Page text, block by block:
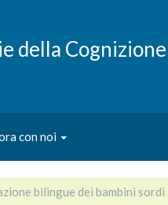
della Cognizione
con noi
bilingue dei bambini sordi